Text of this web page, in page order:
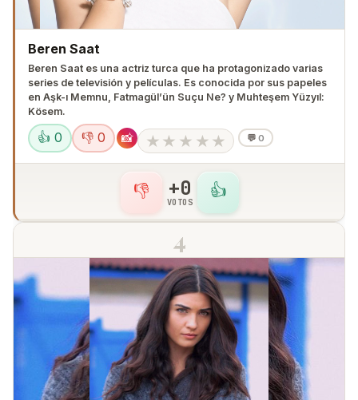
Beren Saat
Beren Saat es una actriz turca que ha protagonizado varias
series de televisión y películas. Es conocida por sus papeles
en Aşk-ı Memnu, Fatmagül’ün Suçu Ne? y Muhteşem Yüzyıl:
Kösem.
👍 0 👎 0 📸 ★ ★ ★ ★ ★ 💬 0
👍
+0
VOTOS
👎
4